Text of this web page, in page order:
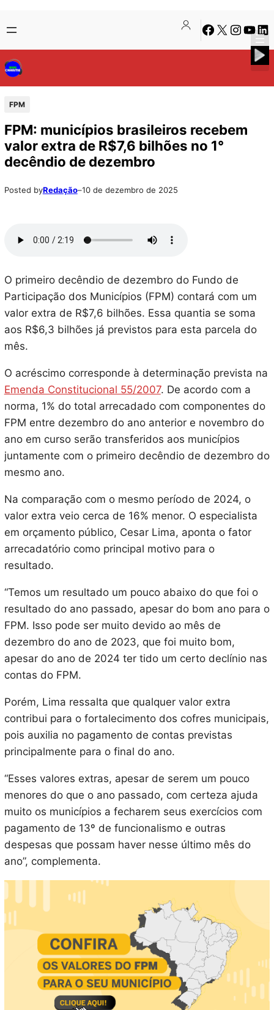
para
o
conteúdo
to
content
Facebook
X Instagram
FPM
FPM: municípios brasileiros recebem
valor extra de R$7,6 bilhões no 1°
decêndio de dezembro
Posted byRedação–10 de dezembro de 2025
O primeiro decêndio de dezembro do Fundo de
Participação dos Municípios (FPM) contará com um
valor extra de R$7,6 bilhões. Essa quantia se soma
aos R$6,3 bilhões já previstos para esta parcela do
mês.
O acréscimo corresponde à determinação prevista na
Emenda Constitucional 55/2007. De acordo com a
norma, 1% do total arrecadado com componentes do
FPM entre dezembro do ano anterior e novembro do
ano em curso serão transferidos aos municípios
juntamente com o primeiro decêndio de dezembro do
mesmo ano.
Na comparação com o mesmo período de 2024, o
valor extra veio cerca de 16% menor. O especialista
em orçamento público, Cesar Lima, aponta o fator
arrecadatório como principal motivo para o
resultado.
“Temos um resultado um pouco abaixo do que foi o
resultado do ano passado, apesar do bom ano para o
FPM. Isso pode ser muito devido ao mês de
dezembro do ano de 2023, que foi muito bom,
apesar do ano de 2024 ter tido um certo declínio nas
contas do FPM.
Porém, Lima ressalta que qualquer valor extra
contribui para o fortalecimento dos cofres municipais,
pois auxilia no pagamento de contas previstas
principalmente para o final do ano.
“Esses valores extras, apesar de serem um pouco
menores do que o ano passado, com certeza ajuda
muito os municípios a fecharem seus exercícios com
pagamento de 13º de funcionalismo e outras
despesas que possam haver nesse último mês do
ano”, complementa.